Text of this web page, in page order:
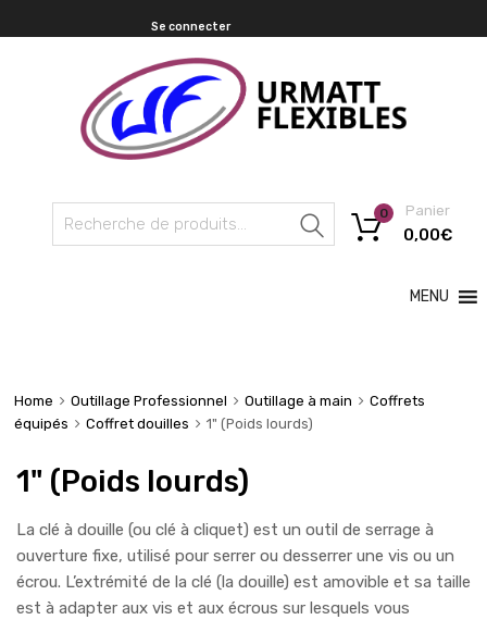
Se connecter
Recherche
Panier
0,00€
0
MENU
Home Outillage Professionnel Outillage à main
Coffrets
équipés
Coffret douilles 1" (Poids lourds)
1" (Poids lourds)
La clé à douille (ou clé à cliquet) est un outil de serrage à
ouverture fixe, utilisé pour serrer ou desserrer une vis ou un
écrou. L’extrémité de la clé (la douille) est amovible et sa taille
est à adapter aux vis et aux écrous sur lesquels vous